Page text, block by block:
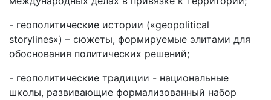
- геополитические истории («geopolitical
storylines») – сюжеты, формируемые элитами для
обоснования политических решений;
- геополитические традиции - национальные
школы, развивающие формализованный набор